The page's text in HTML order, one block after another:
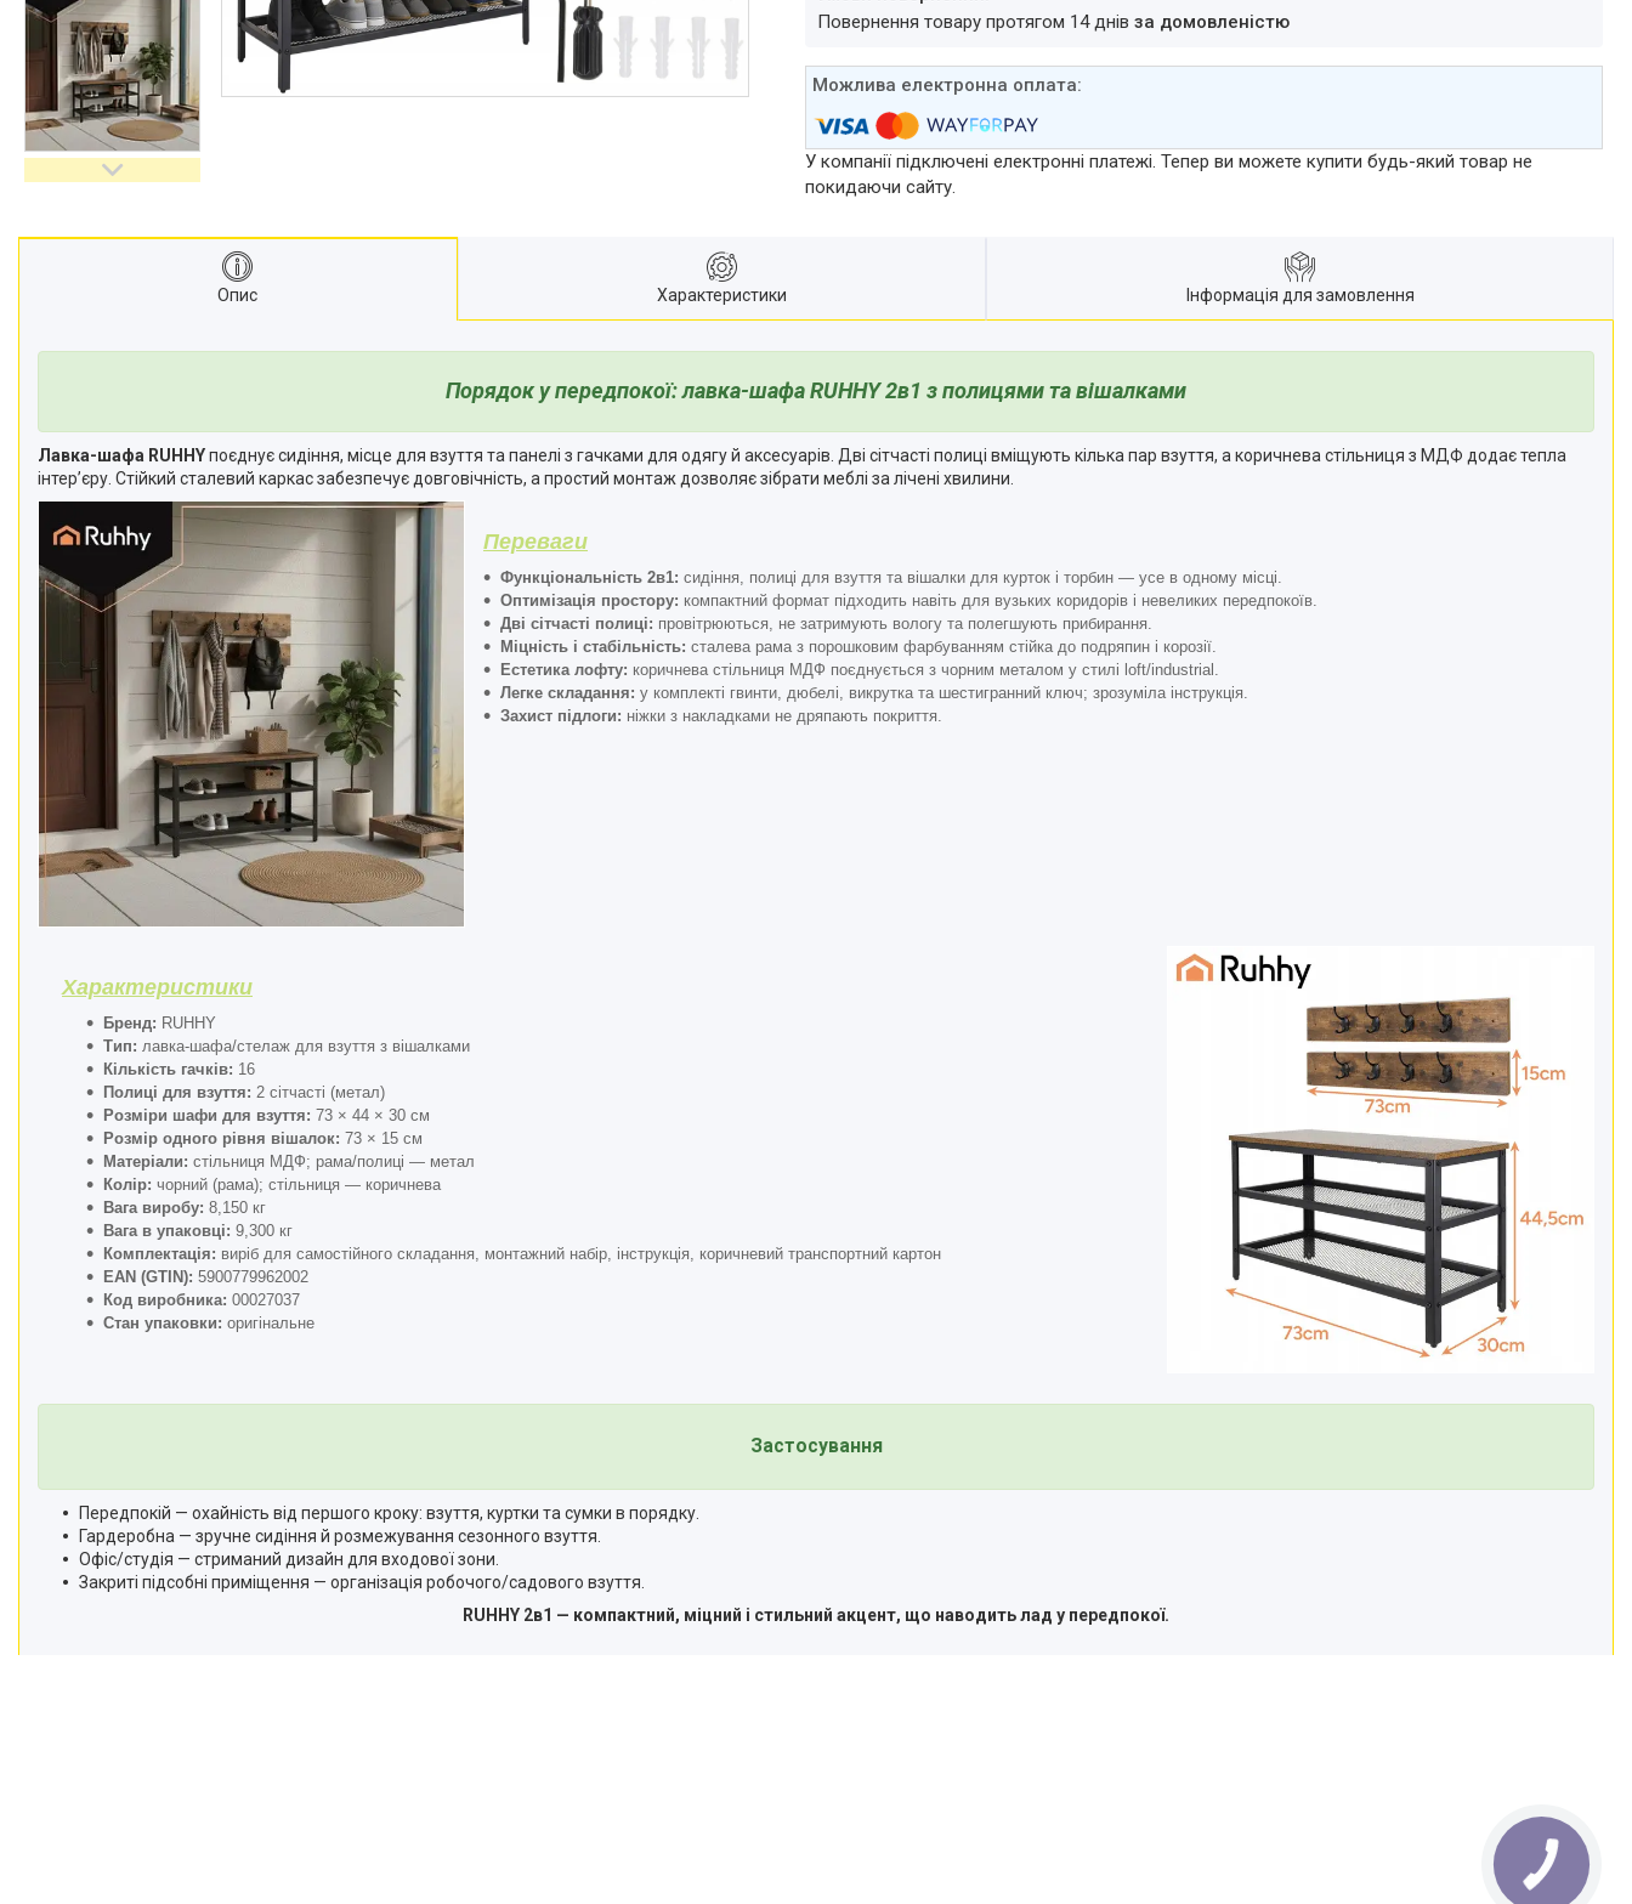
повернення товару протягом 14 днів за домовленістю
У компанії підключені електронні платежі. Тепер ви можете купити будь-який товар не
покидаючи сайту.
Опис Характеристики Інформація для замовлення
Порядок у передпокої: лавка-шафа RUHHY 2в1 з полицями та вішалками
Лавка-шафа RUHHYпоєднує сидіння, місце для взуття та панелі з гачками для одягу й аксесуарів. Дві сітчасті полиці вміщують кілька пар взуття, а коричнева стільниця з МДФ додає тепла
інтер’єру. Стійкий сталевий каркас забезпечує довговічність, а простий монтаж дозволяє зібрати меблі за лічені хвилини.
Переваги
Функціональність 2в1: сидіння, полиці для взуття та вішалки для курток і торбин — усе в одному місці.
Оптимізація простору: компактний формат підходить навіть для вузьких коридорів і невеликих передпокоїв.
Дві сітчасті полиці: провітрюються, не затримують вологу та полегшують прибирання.
Міцність і стабільність: сталева рама з порошковим фарбуванням стійка до подряпин і корозії.
Естетика лофту: коричнева стільниця МДФ поєднується з чорним металом у стилі loft/industrial.
Легке складання: у комплекті гвинти, дюбелі, викрутка та шестигранний ключ; зрозуміла інструкція.
Захист підлоги: ніжки з накладками не дряпають покриття.
Характеристики
Бренд: RUHHY
Тип: лавка-шафа/стелаж для взуття з вішалками
Кількість гачків: 16
Полиці для взуття: 2 сітчасті (метал)
Розміри шафи для взуття: 73 × 44 × 30 см
Розмір одного рівня вішалок: 73 × 15 см
Матеріали: стільниця МДФ; рама/полиці — метал
Колір: чорний (рама); стільниця — коричнева
Вага виробу: 8,150 кг
Вага в упаковці: 9,300 кг
Комплектація: виріб для самостійного складання, монтажний набір, інструкція, коричневий транспортний картон
EAN (GTIN): 5900779962002
Код виробника: 00027037
Стан упаковки: оригінальне
Застосування
Передпокій — охайність від першого кроку: взуття, куртки та сумки в порядку.
Гардеробна — зручне сидіння й розмежування сезонного взуття.
Офіс/студія — стриманий дизайн для входової зони.
Закриті підсобні приміщення — організація робочого/садового взуття.
RUHHY 2в1 — компактний, міцний і стильний акцент, що наводить лад у передпокої.